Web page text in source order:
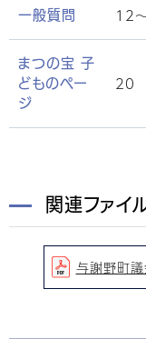
一般質問 12
まつの宝 子
どものペー
ジ
20
関連ファイ
与謝野町議